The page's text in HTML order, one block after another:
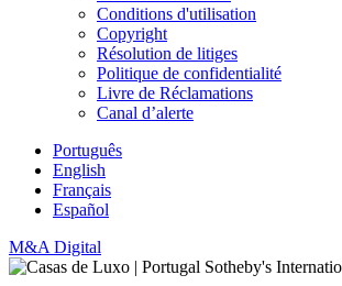
Conditions d'utilisation
Copyright
Résolution de litiges
Politique de confidentialité
Livre de Réclamations
Canal d’alerte
Português
English
Français
Español
M&A Digital